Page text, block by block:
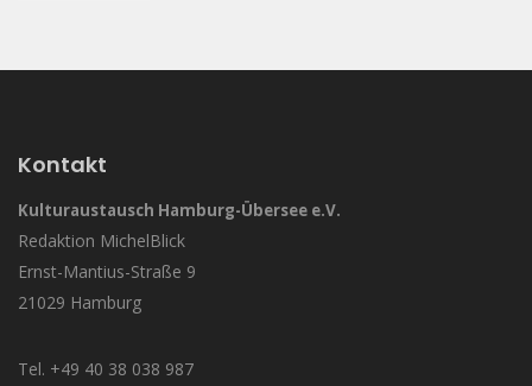
Kontakt
Kulturaustausch Hamburg-Übersee e.V.
Redaktion MichelBlick
Ernst-Mantius-Straße 9
21029 Hamburg
Tel. +49 40 38 038 987